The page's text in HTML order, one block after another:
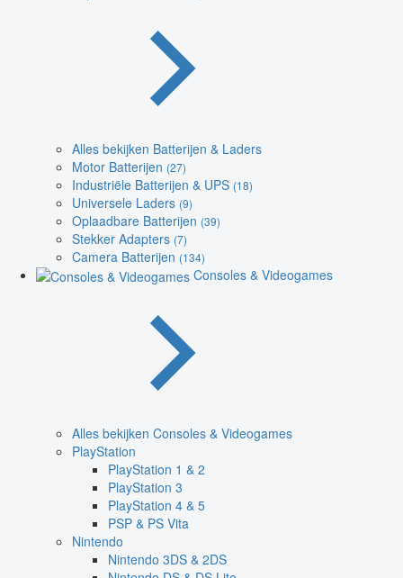
Alles bekijken Batterijen & Laders
Motor Batterijen (27)
Industriële Batterijen & UPS (18)
Universele Laders (9)
Oplaadbare Batterijen (39)
Stekker Adapters (7)
Camera Batterijen (134)
Consoles & Videogames
Alles bekijken Consoles & Videogames
PlayStation
PlayStation 1 & 2
PlayStation 3
PlayStation 4 & 5
PSP & PS Vita
Nintendo
Nintendo 3DS & 2DS